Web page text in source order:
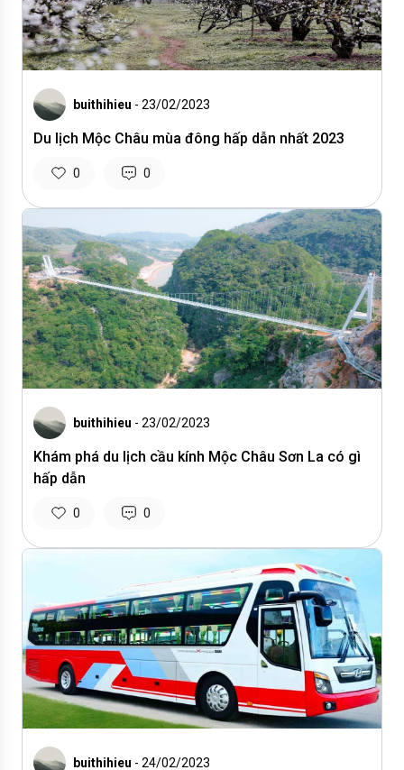
buithihieu - 23/02/2023
Du lịch Mộc Châu mùa đông hấp dẫn nhất 2023
0 0
buithihieu - 23/02/2023
Khám phá du lịch cầu kính Mộc Châu Sơn La có gì
hấp dẫn
0 0
buithihieu - 24/02/2023